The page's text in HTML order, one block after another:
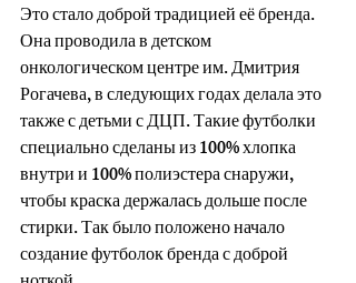
Это стало доброй традицией её бренда.
Она проводила в детском
онкологическом центре им. Дмитрия
Рогачева, в следующих годах делала это
также с детьми с ДЦП. Такие футболки
специально сделаны из 100% хлопка
внутри и 100% полиэстера снаружи,
чтобы краска держалась дольше после
стирки. Так было положено начало
создание футболок бренда с доброй